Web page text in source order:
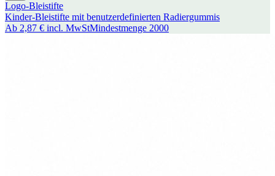
Logo-Bleistifte
Kinder-Bleistifte mit benutzerdefinierten Radiergummis
Ab 2,87 € incl. MwStMindestmenge 2000